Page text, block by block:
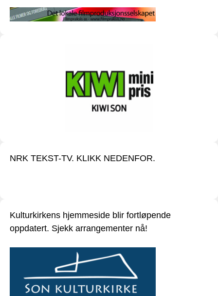
NRK TEKST-TV. KLIKK NEDENFOR.
Kulturkirkens hjemmeside blir fortløpende
oppdatert. Sjekk arrangementer nå!